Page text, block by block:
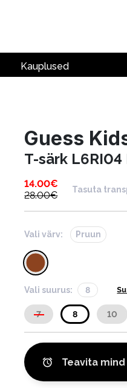
Kauplused
Guess
T-särk L6RI04
14.00€
28.00€
Tasuta
Vali värv: Pruun
Vali suurus: 8
7 8 10
Teavita mind